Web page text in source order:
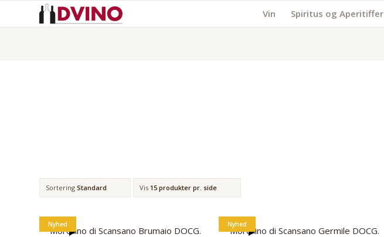
Vin Spiritus og Aperitiffer
Sortering Standard Vis 15 produkter pr. side
Nyhed
Morellino di Scansano Brumaio DOCG.
Nyhed
Morellino di Scansano Germile DOCG.